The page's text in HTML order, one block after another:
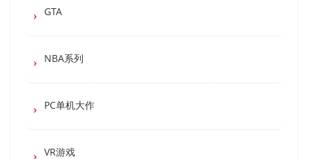
GTA
NBA系列
PC单机大作
VR游戏